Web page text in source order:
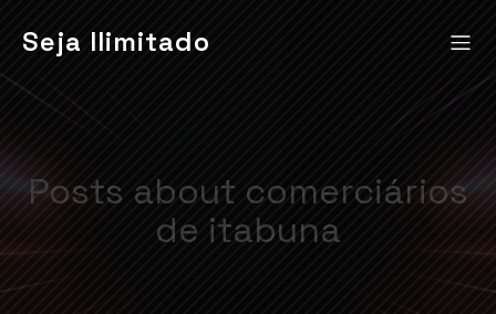
Seja Ilimitado
Posts about comerciários
de itabuna